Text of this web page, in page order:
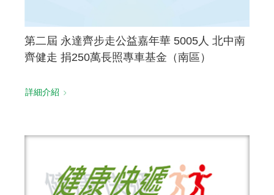
第二屆 永達齊步走公益嘉年華 5005人 北中南
齊健走 捐250萬長照專車基金（南區）
詳細介紹